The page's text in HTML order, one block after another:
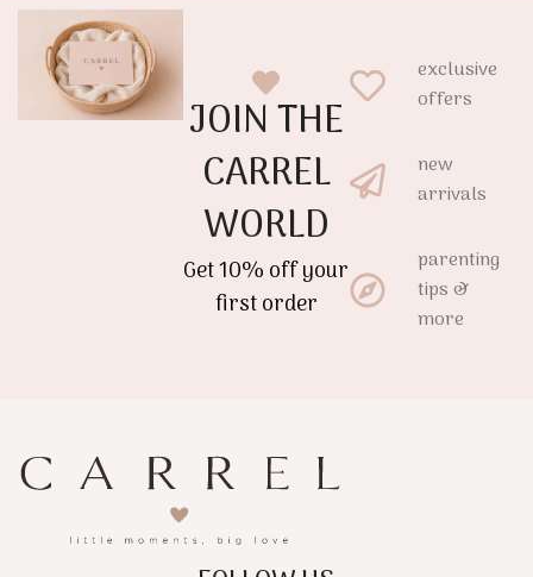
JOIN THE
CARREL
WORLD
Get 10% off your
first order
exclusive
offers
new
arrivals
parenting
tips &
more